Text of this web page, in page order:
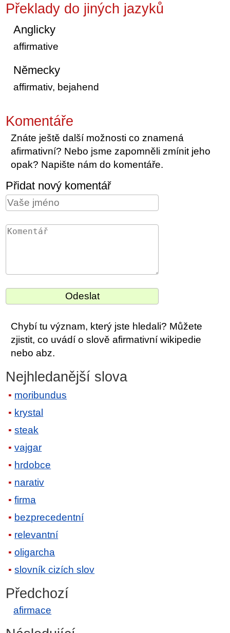
Překlady do jiných jazyků
Anglicky
affirmative
Německy
affirmativ, bejahend
Komentáře
Znáte ještě další možnosti co znamená
afirmativní? Nebo jsme zapomněli zmínit jeho
opak? Napište nám do komentáře.
Přidat nový komentář
Chybí tu význam, který jste hledali? Můžete
zjistit, co uvádí o slově afirmativní wikipedie
nebo abz.
Nejhledanější slova
moribundus
krystal
steak
vajgar
hrdobce
narativ
firma
bezprecedentní
relevantní
oligarcha
slovník cizích slov
Předchozí
afirmace